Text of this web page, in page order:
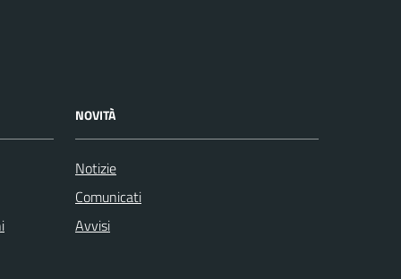
NOVITÀ
Notizie
Comunicati
Avvisi